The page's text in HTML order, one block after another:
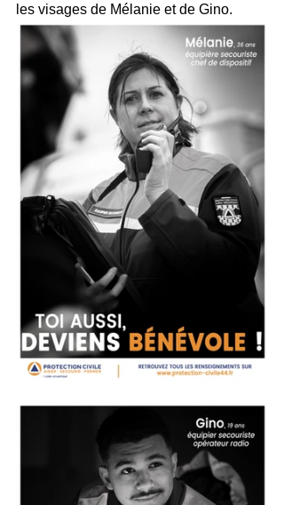
les visages de Mélanie et de Gino.